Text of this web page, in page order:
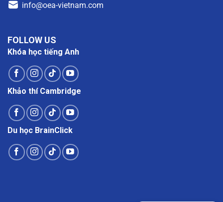
info@oea-vietnam.com
FOLLOW US
Khóa học tiếng Anh
Khảo thí Cambridge
Du học BrainClick